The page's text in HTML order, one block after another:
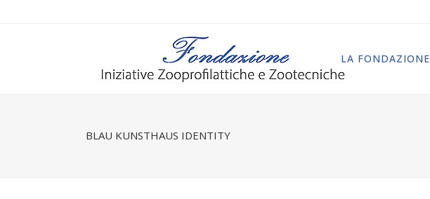
LA FONDAZIONE
BLAU KUNSTHAUS IDENTITY